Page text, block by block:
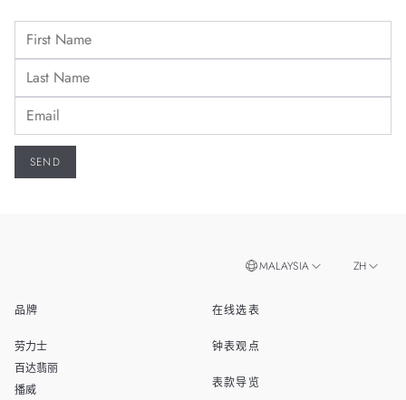
品牌
劳力士
百达翡丽
播威
在线选表
钟表观点
表款导览
MALAYSIA ZH